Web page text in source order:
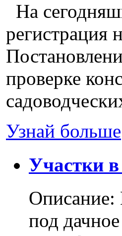
На
регистрация
проверке
Узнай больше
Участки
Описание:
под